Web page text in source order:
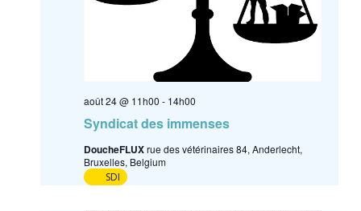
Syndicat des immenses
août 24 @ 11h00 - 14h00
DoucheFLUXrue des vétérinaires 84, Anderlecht,
Bruxelles, Belgium
SDI